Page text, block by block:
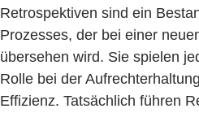
Retrospektiven sind ein
Prozesses, der bei einer
übersehen wird. Sie spielen
Rolle bei der
Effizienz. Tatsächlich führen